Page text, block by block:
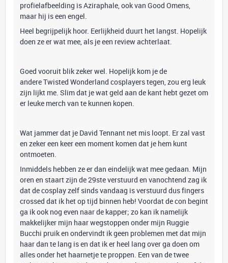
profielafbeelding is Aziraphale, ook van Good Omens,
maar hij is een engel.
Heel begrijpelijk hoor. Eerlijkheid duurt het langst. Hopelijk
doen ze er wat mee, als je een review achterlaat.
Goed vooruit blik zeker wel. Hopelijk kom je de
andere Twisted Wonderland cosplayers tegen, zou erg leuk
zijn lijkt me. Slim dat je wat geld aan de kant hebt gezet om
er leuke merch van te kunnen kopen.
Wat jammer dat je David Tennant net mis loopt. Er zal vast
en zeker een keer een moment komen dat je hem kunt
ontmoeten.
Inmiddels hebben ze er dan eindelijk wat mee gedaan. Mijn
oren en staart zijn de 29ste verstuurd en vanochtend zag ik
dat de cosplay zelf sinds vandaag is verstuurd dus fingers
crossed dat ik het op tijd binnen heb! Voordat de con begint
ga ik ook nog even naar de kapper; zo kan ik namelijk
makkelijker mijn haar wegstoppen onder mijn Ruggie
Bucchi pruik en ondervindt ik geen problemen met dat mijn
haar dan te lang is en dat ik er heel lang over ga doen om
alles onder het haarnetje te proppen. Een van de twee